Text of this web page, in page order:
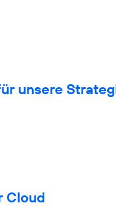
unsere
Cloud